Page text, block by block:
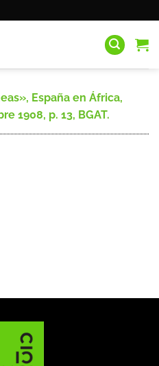
España en África,
1908, p. 13, BGAT.